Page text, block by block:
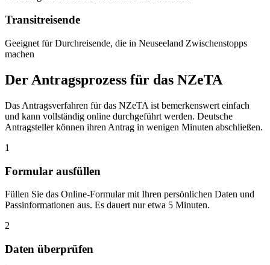
Transitreisende
Geeignet für Durchreisende, die in Neuseeland Zwischenstopps
machen
Der Antragsprozess für das NZeTA
Das Antragsverfahren für das NZeTA ist bemerkenswert einfach
und kann vollständig online durchgeführt werden. Deutsche
Antragsteller können ihren Antrag in wenigen Minuten abschließen.
1
Formular ausfüllen
Füllen Sie das Online-Formular mit Ihren persönlichen Daten und
Passinformationen aus. Es dauert nur etwa 5 Minuten.
2
Daten überprüfen